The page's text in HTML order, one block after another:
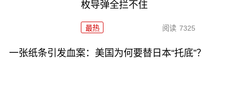
枚导弹全拦不住
最热 阅读 7325
一张纸条引发血案：美国为何要替日本“托底”？